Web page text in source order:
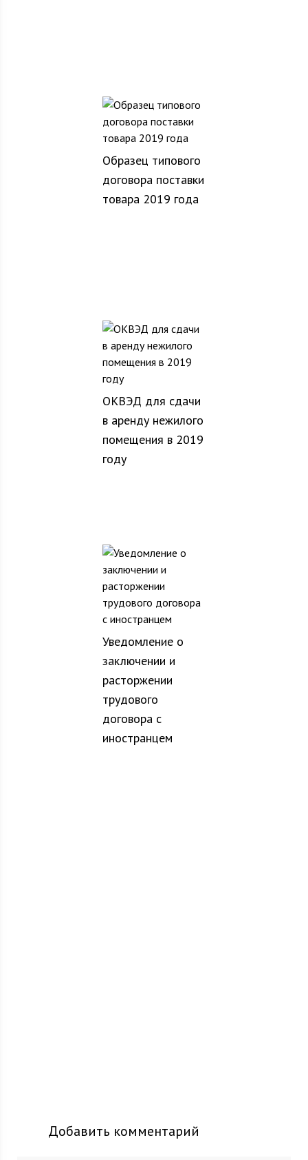
Образец типового
договора поставки
товара 2019 года
ОКВЭД для сдачи
в аренду нежилого
помещения в 2019
году
Уведомление о
заключении и
расторжении
трудового
договора с
иностранцем
Добавить комментарий